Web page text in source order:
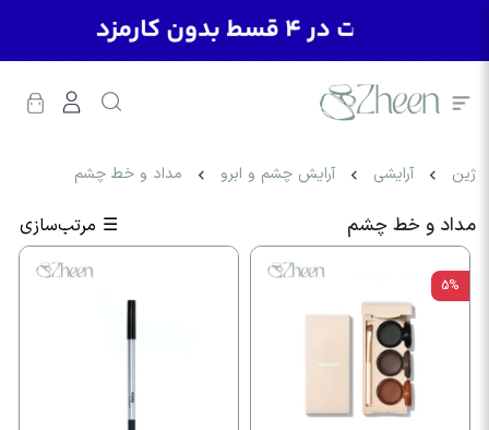
ژین آرایشی آرایش چشم و ابرو مداد و خط چشم
مداد و خط چشم ☰ مرتب‌سازی
5%